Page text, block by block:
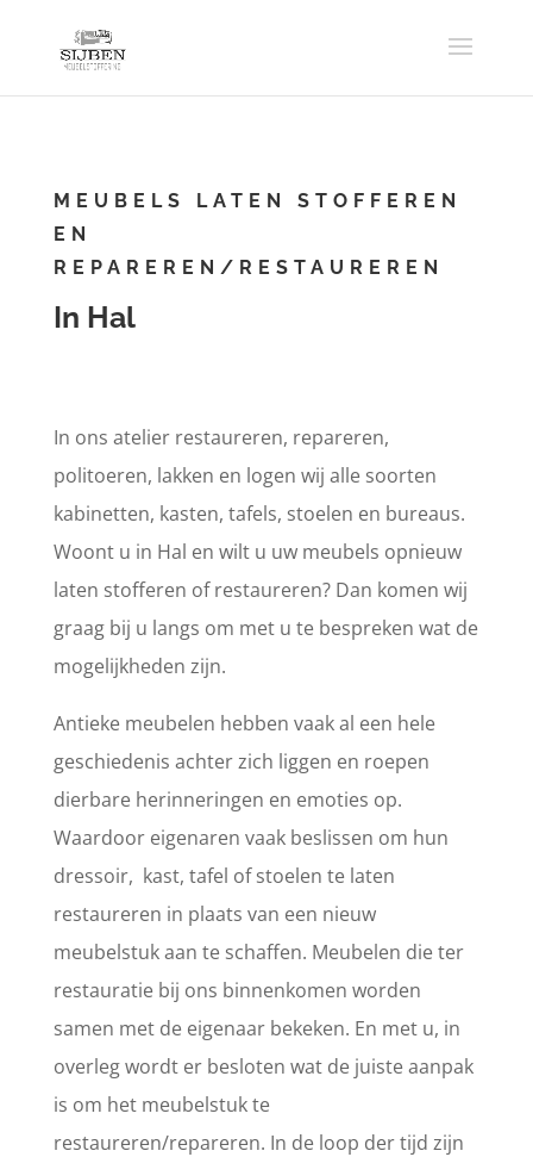
MEUBELS LATEN STOFFEREN
EN
REPAREREN/RESTAUREREN
In Hal
In ons atelier restaureren, repareren,
politoeren, lakken en logen wij alle soorten
kabinetten, kasten, tafels, stoelen en bureaus.
Woont u in Hal en wilt u uw meubels opnieuw
laten stofferen of restaureren? Dan komen wij
graag bij u langs om met u te bespreken wat de
mogelijkheden zijn.
Antieke meubelen hebben vaak al een hele
geschiedenis achter zich liggen en roepen
dierbare herinneringen en emoties op.
Waardoor eigenaren vaak beslissen om hun
dressoir, kast, tafel of stoelen te laten
restaureren in plaats van een nieuw
meubelstuk aan te schaffen. Meubelen die ter
restauratie bij ons binnenkomen worden
samen met de eigenaar bekeken. En met u, in
overleg wordt er besloten wat de juiste aanpak
is om het meubelstuk te
restaureren/repareren. In de loop der tijd zijn